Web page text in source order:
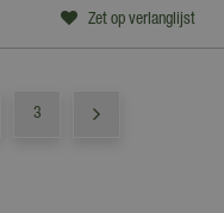
Zet op verlanglijst
3